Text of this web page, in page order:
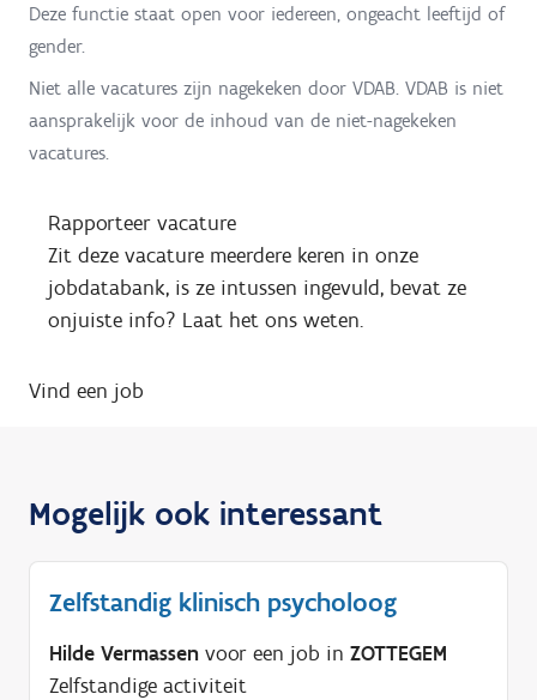
Deze functie staat open voor iedereen, ongeacht leeftijd of
gender.
Niet alle vacatures zijn nagekeken door VDAB. VDAB is niet
aansprakelijk voor de inhoud van de niet-nagekeken
vacatures.
Rapporteer vacature
Zit deze vacature meerdere keren in onze
jobdatabank, is ze intussen ingevuld, bevat ze
onjuiste info? Laat het ons weten.
Vind een job
Mogelijk ook interessant
Zelfstandig klinisch psycholoog
Hilde Vermassen voor een job in ZOTTEGEM
Zelfstandige activiteit